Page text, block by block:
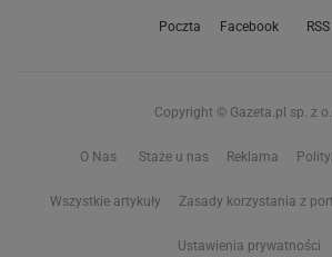
Poczta Facebook RSS
Copyright © Gazeta.pl sp. z
O Nas Staże u nas Reklama
Wszystkie artykuły Zasady korzystania z
Ustawienia prywatności